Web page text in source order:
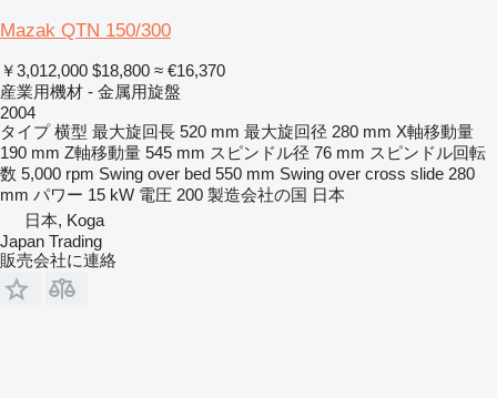
Mazak QTN 150/300
￥3,012,000 $18,800 ≈ €16,370
産業用機材 - 金属用旋盤
2004
タイプ 横型 最大旋回長 520 mm 最大旋回径 280 mm X軸移動量
190 mm Z軸移動量 545 mm スピンドル径 76 mm スピンドル回転
数 5,000 rpm Swing over bed 550 mm Swing over cross slide 280
mm パワー 15 kW 電圧 200 製造会社の国 日本
日本, Koga
Japan Trading
販売会社に連絡